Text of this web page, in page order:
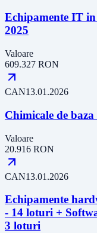
Echipamente IT
2025
Valoare
609.327 RON
CAN13.01.2026
Chimicale de
Valoare
20.916 RON
CAN13.01.2026
Echipamente
- 14 loturi +
3 loturi